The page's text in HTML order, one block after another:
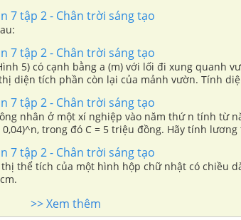
7 tập 2 - Chân trời sáng tạo
7 tập 2 - Chân trời sáng tạo
5) có cạnh bằng a (m) với lối đi xung quanh
diện tích phần còn lại của mảnh vườn. Tính
7 tập 2 - Chân trời sáng tạo
nhân ở một xí nghiệp vào năm thứ n tính từ
trong đó C = 5 triệu đồng. Hãy tính
7 tập 2 - Chân trời sáng tạo
thể tích của một hình hộp chữ nhật có chiều
>> Xem thêm